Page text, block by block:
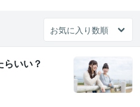
いい？